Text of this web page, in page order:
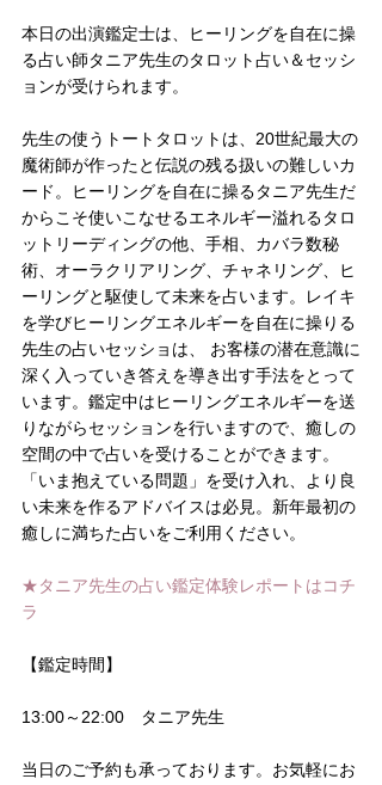
本日の出演鑑定士は、ヒーリングを自在に操
る占い師タニア先生のタロット占い＆セッシ
ョンが受けられます。
先生の使うトートタロットは、20世紀最大の
魔術師が作ったと伝説の残る扱いの難しいカ
ード。ヒーリングを自在に操るタニア先生だ
からこそ使いこなせるエネルギー溢れるタロ
ットリーディングの他、手相、カバラ数秘
術、オーラクリアリング、チャネリング、ヒ
ーリングと駆使して未来を占います。レイキ
を学びヒーリングエネルギーを自在に操りる
先生の占いセッショは、 お客様の潜在意識に
深く入っていき答えを導き出す手法をとって
います。鑑定中はヒーリングエネルギーを送
りながらセッションを行いますので、癒しの
空間の中で占いを受けることができます。
「いま抱えている問題」を受け入れ、より良
い未来を作るアドバイスは必見。新年最初の
癒しに満ちた占いをご利用ください。
★タニア先生の占い鑑定体験レポートはコチ
ラ
【鑑定時間】
13:00～22:00　タニア先生
当日のご予約も承っております。お気軽にお